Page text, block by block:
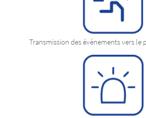
Transmission des événements vers le